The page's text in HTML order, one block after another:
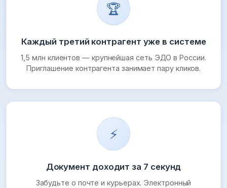
🏆
Каждый третий контрагент уже в системе
1,5 млн клиентов — крупнейшая сеть ЭДО в России.
Приглашение контрагента занимает пару кликов.
⚡
Документ доходит за 7 секунд
Забудьте о почте и курьерах. Электронный